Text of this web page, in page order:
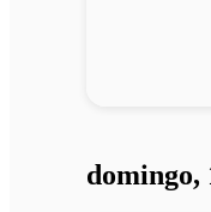
domingo,